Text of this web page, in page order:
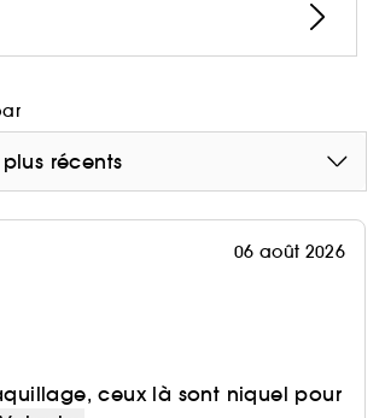
plus récents
06 août 2026
ceux là sont niquel pour